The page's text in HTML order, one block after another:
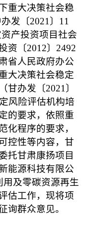
重大决策社会稳
发〔2021 〕 11
产投资项目社会
资〔2012〕 2492
省人民政府办公
大决策社会稳定
甘办发〔2021 〕
风险评估机构培
的要求，依照重
化程序的要求，
控性等内容， 甘
托甘肃康扬项目
能源科技有限公
及零碳资源再生
估工作，现将项
询群众意见。